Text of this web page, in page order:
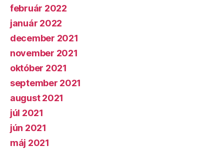
február 2022
január 2022
december 2021
november 2021
október 2021
september 2021
august 2021
júl 2021
jún 2021
máj 2021